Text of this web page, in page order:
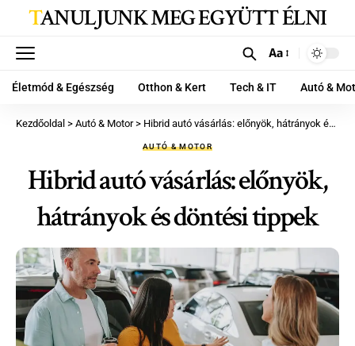
TANULJUNK MEG EGYÜTT ÉLNI
Aa
Életmód & Egészség Otthon & Kert Tech & IT Autó &
Kezdőoldal > Autó & Motor> Hibrid autó vásárlás: előnyök, hátrányok és döntési tippek
AUTÓ & MOTOR
Hibrid autó vásárlás: előnyök,
hátrányok és döntési tippek